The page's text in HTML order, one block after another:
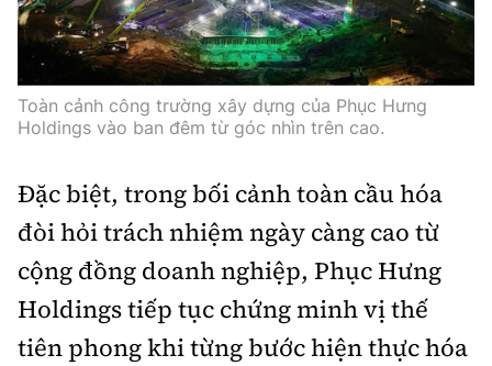
Toàn cảnh công trường xây dựng của Phục Hưng
Holdings vào ban đêm từ góc nhìn trên cao.
Đặc biệt, trong bối cảnh toàn cầu hóa
đòi hỏi trách nhiệm ngày càng cao từ
cộng đồng doanh nghiệp, Phục Hưng
Holdings tiếp tục chứng minh vị thế
tiên phong khi từng bước hiện thực hóa